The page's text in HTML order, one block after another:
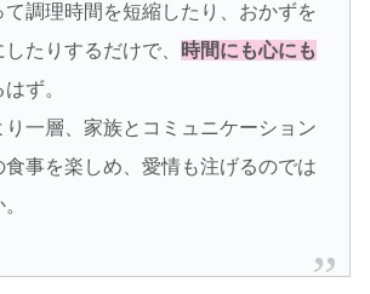
調理時間を短縮したり、おかずを
たりするだけで、 時間にも心にも
ず。
り一層、家族とコミュニケーション
食事を楽しめ、愛情も注げるのでは